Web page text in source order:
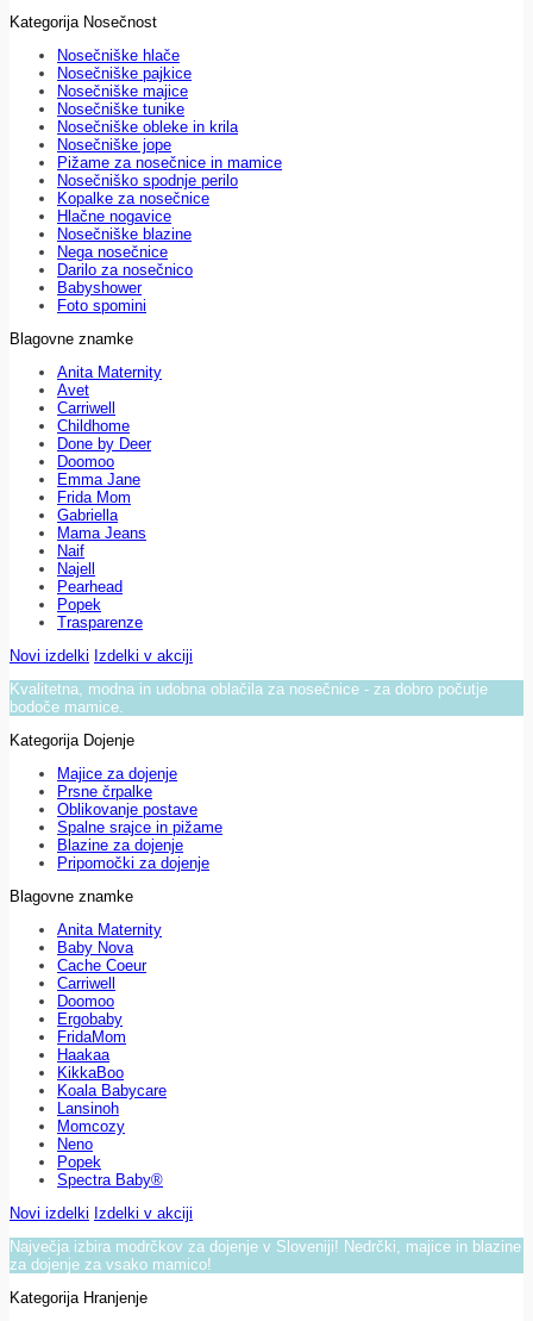
Kategorija Nosečnost
Nosečniške hlače
Nosečniške pajkice
Nosečniške majice
Nosečniške tunike
Nosečniške obleke in krila
Nosečniške jope
Pižame za nosečnice in mamice
Nosečniško spodnje perilo
Kopalke za nosečnice
Hlačne nogavice
Nosečniške blazine
Nega nosečnice
Darilo za nosečnico
Babyshower
Foto spomini
Blagovne znamke
Anita Maternity
Avet
Carriwell
Childhome
Done by Deer
Doomoo
Emma Jane
Frida Mom
Gabriella
Mama Jeans
Naif
Najell
Pearhead
Popek
Trasparenze
Novi izdelki Izdelki v akciji
Kvalitetna, modna in udobna oblačila za nosečnice - za dobro počutje
bodoče mamice.
Kategorija Dojenje
Majice za dojenje
Prsne črpalke
Oblikovanje postave
Spalne srajce in pižame
Blazine za dojenje
Pripomočki za dojenje
Blagovne znamke
Anita Maternity
Baby Nova
Cache Coeur
Carriwell
Doomoo
Ergobaby
FridaMom
Haakaa
KikkaBoo
Koala Babycare
Lansinoh
Momcozy
Neno
Popek
Spectra Baby®
Novi izdelki Izdelki v akciji
Največja izbira modrčkov za dojenje v Sloveniji! Nedrčki, majice in blazine
za dojenje za vsako mamico!
Kategorija Hranjenje